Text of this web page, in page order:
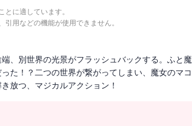
に適しています。
用などの機能が使用できません。
、別世界の光景がフラッシュバックする。ふと魔
た！？二つの世界が繋がってしまい、魔女のマコ
放つ、マジカルアクション！